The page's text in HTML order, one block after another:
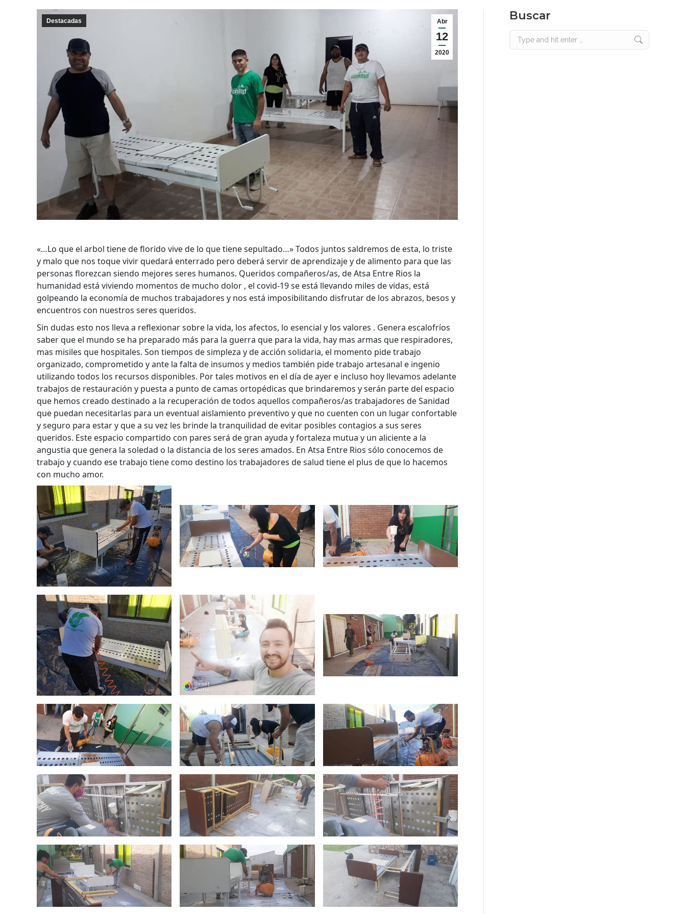
Abr
12
2020
Destacadas
«…Lo que el arbol tiene de florido vive de lo que tiene sepultado…» Todos juntos saldremos de esta, lo triste
y malo que nos toque vivir quedará enterrado pero deberá servir de aprendizaje y de alimento para que las
personas florezcan siendo mejores seres humanos. Queridos compañeros/as, de Atsa Entre Rios la
humanidad está viviendo momentos de mucho dolor , el covid-19 se está llevando miles de vidas, está
golpeando la economía de muchos trabajadores y nos está imposibilitando disfrutar de los abrazos, besos y
encuentros con nuestros seres queridos.
Sin dudas esto nos lleva a reflexionar sobre la vida, los afectos, lo esencial y los valores . Genera escalofríos
saber que el mundo se ha preparado más para la guerra que para la vida, hay mas armas que respiradores,
mas misiles que hospitales. Son tiempos de simpleza y de acción solidaria, el momento pide trabajo
organizado, comprometido y ante la falta de insumos y medios también pide trabajo artesanal e ingenio
utilizando todos los recursos disponibles. Por tales motivos en el día de ayer e incluso hoy llevamos adelante
trabajos de restauración y puesta a punto de camas ortopédicas que brindaremos y serán parte del espacio
que hemos creado destinado a la recuperación de todos aquellos compañeros/as trabajadores de Sanidad
que puedan necesitarlas para un eventual aislamiento preventivo y que no cuenten con un lugar confortable
y seguro para estar y que a su vez les brinde la tranquilidad de evitar posibles contagios a sus seres
queridos. Este espacio compartido con pares será de gran ayuda y fortaleza mutua y un aliciente a la
angustia que genera la soledad o la distancia de los seres amados. En Atsa Entre Rios sólo conocemos de
trabajo y cuando ese trabajo tiene como destino los trabajadores de salud tiene el plus de que lo hacemos
con mucho amor.
Buscar
Search: